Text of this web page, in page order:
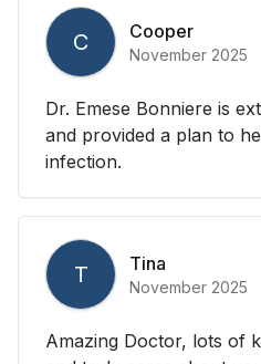
C Cooper
November 2025
Dr. Emese Bonniere is
and provided a plan to
infection.
T Tina
November 2025
Amazing Doctor, lots of